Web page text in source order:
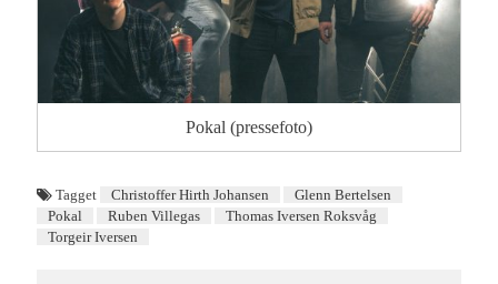
Pokal (pressefoto)
Tagget Christoffer Hirth Johansen
Glenn Bertelsen
Pokal
Ruben Villegas
Thomas Iversen Roksvåg
Torgeir Iversen